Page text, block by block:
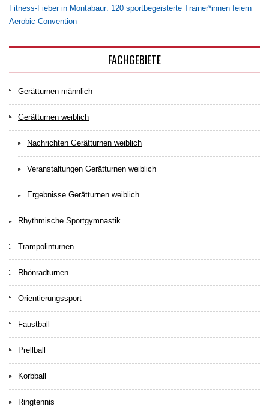
Fitness-Fieber in Montabaur: 120 sportbegeisterte Trainer*innen feiern
Aerobic-Convention
FACHGEBIETE
Gerätturnen männlich
Gerätturnen weiblich
Nachrichten Gerätturnen weiblich
Veranstaltungen Gerätturnen weiblich
Ergebnisse Gerätturnen weiblich
Rhythmische Sportgymnastik
Trampolinturnen
Rhönradturnen
Orientierungssport
Faustball
Prellball
Korbball
Ringtennis